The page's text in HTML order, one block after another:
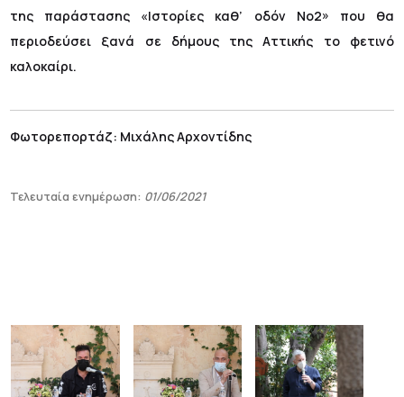
της παράστασης «Ιστορίες καθ’ οδόν Νο2» που θα
περιοδεύσει ξανά σε δήμους της Αττικής το φετινό
καλοκαίρι.
Φωτορεπορτάζ: Μιχάλης Αρχοντίδης
Τελευταία ενημέρωση: 01/06/2021